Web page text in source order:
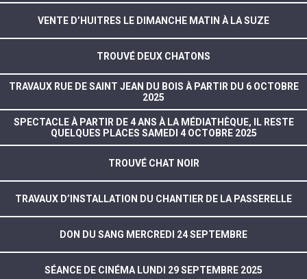
VENTE D’HUITRES LE DIMANCHE MATIN À LA SUZE
TROUVÉ DEUX CHATONS
TRAVAUX RUE DE SAINT JEAN DU BOIS À PARTIR DU 6 OCTOBRE
2025
SPECTACLE À PARTIR DE 4 ANS À LA MÉDIATHÈQUE, IL RESTE
QUELQUES PLACES SAMEDI 4 OCTOBRE 2025
TROUVÉ CHAT NOIR
TRAVAUX D’INSTALLATION DU CHANTIER DE LA PASSERELLE
DON DU SANG MERCREDI 24 SEPTEMBRE
SÉANCE DE CINÉMA LUNDI 29 SEPTEMBRE 2025